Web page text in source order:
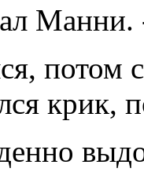
потом
крик,